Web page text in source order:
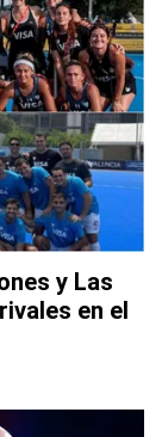
y Las
en el